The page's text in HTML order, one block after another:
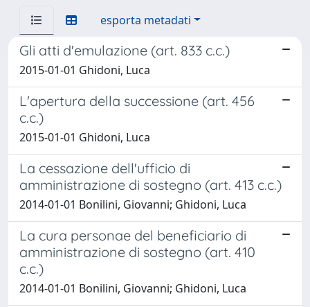
esporta metadati
Gli atti d'emulazione (art. 833 c.c.)
2015-01-01 Ghidoni, Luca
L'apertura della successione (art. 456
c.c.)
2015-01-01 Ghidoni, Luca
La cessazione dell'ufficio di
amministrazione di sostegno (art. 413 c.c.)
2014-01-01 Bonilini, Giovanni; Ghidoni, Luca
La cura personae del beneficiario di
amministrazione di sostegno (art. 410
c.c.)
2014-01-01 Bonilini, Giovanni; Ghidoni, Luca